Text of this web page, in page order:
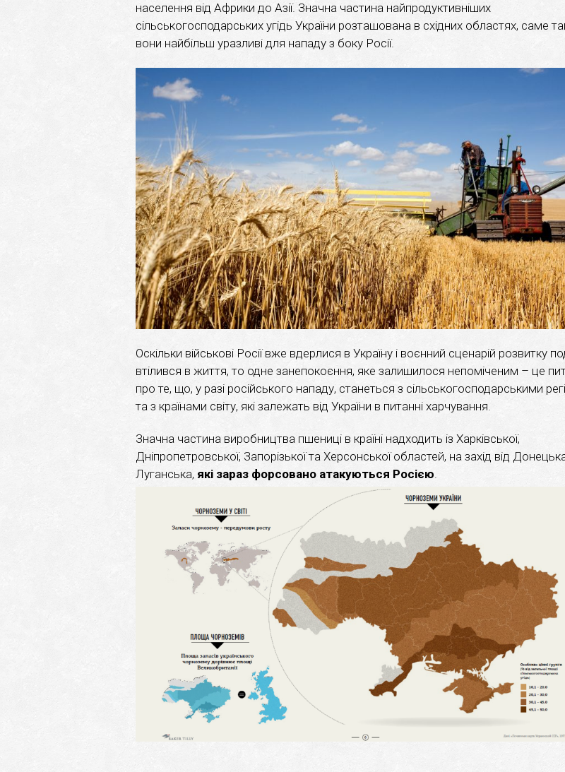
населення від Африки до Азії. Значна частина найпродуктивніших
сільськогосподарських угідь України розташована в східних областях, саме
вони найбільш уразливі для нападу з боку Росії.
Оскільки військові Росії вже вдерлися в Україну і воєнний сценарій розвитку
втілився в життя, то одне занепокоєння, яке залишилося непоміченим – це
про те, що, у разі російського нападу, станеться з сільськогосподарськими
та з країнами світу, які залежать від України в питанні харчування.
Значна частина виробництва пшениці в країні надходить із Харківської,
Дніпропетровської, Запорізької та Херсонської областей, на захід від
Луганська, які зараз форсовано атакуються Росією